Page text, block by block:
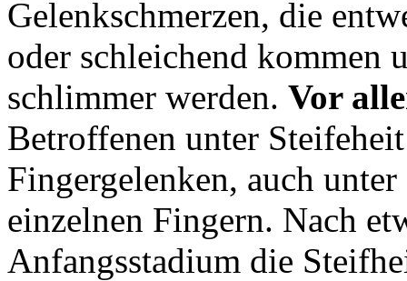
Gelenkschmerzen, die
oder schleichend kommen
schlimmer werden. Vor
Betroffenen unter
Fingergelenken, auch
einzelnen Fingern. Nach
Anfangsstadium die